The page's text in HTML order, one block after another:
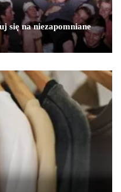
się na niezapomniane